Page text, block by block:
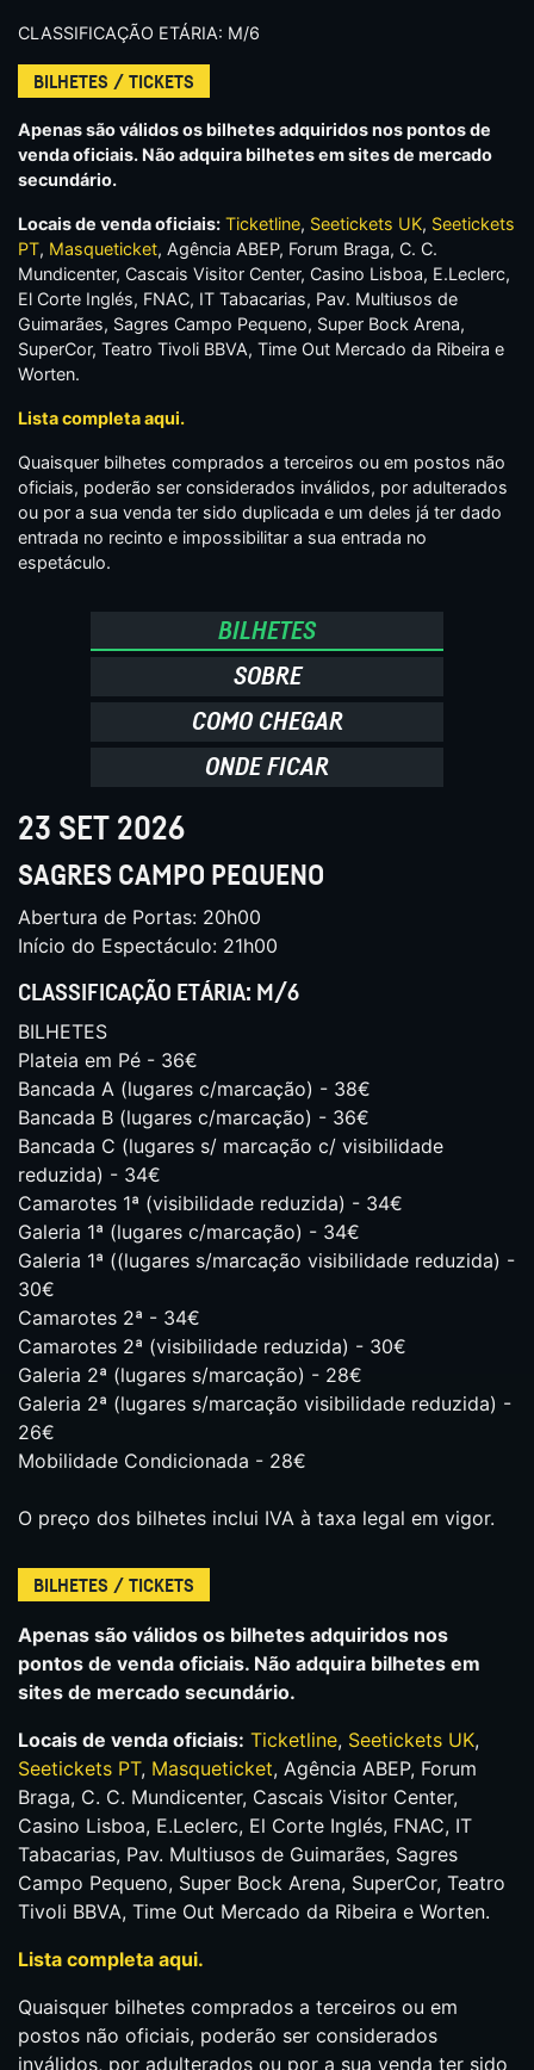
CLASSIFICAÇÃO ETÁRIA: M/6
BILHETES / TICKETS
Apenas são válidos os bilhetes adquiridos nos pontos de
venda oficiais. Não adquira bilhetes em sites de mercado
secundário.
Locais de venda oficiais: Ticketline, Seetickets UK, Seetickets
PT, Masqueticket, Agência ABEP, Forum Braga, C. C.
Mundicenter, Cascais Visitor Center, Casino Lisboa, E.Leclerc,
El Corte Inglés, FNAC, IT Tabacarias, Pav. Multiusos de
Guimarães, Sagres Campo Pequeno, Super Bock Arena,
SuperCor, Teatro Tivoli BBVA, Time Out Mercado da Ribeira e
Worten.
Lista completa aqui.
Quaisquer bilhetes comprados a terceiros ou em postos não
oficiais, poderão ser considerados inválidos, por adulterados
ou por a sua venda ter sido duplicada e um deles já ter dado
entrada no recinto e impossibilitar a sua entrada no
espetáculo.
BILHETES
SOBRE
COMO CHEGAR
ONDE FICAR
23 SET 2026
SAGRES CAMPO PEQUENO
Abertura de Portas: 20h00
Início do Espectáculo: 21h00
CLASSIFICAÇÃO ETÁRIA: M/6
BILHETES
Plateia em Pé - 36€
Bancada A (lugares c/marcação) - 38€
Bancada B (lugares c/marcação) - 36€
Bancada C (lugares s/ marcação c/ visibilidade
reduzida) - 34€
Camarotes 1ª (visibilidade reduzida) - 34€
Galeria 1ª (lugares c/marcação) - 34€
Galeria 1ª ((lugares s/marcação visibilidade reduzida) -
30€
Camarotes 2ª - 34€
Camarotes 2ª (visibilidade reduzida) - 30€
Galeria 2ª (lugares s/marcação) - 28€
Galeria 2ª (lugares s/marcação visibilidade reduzida) -
26€
Mobilidade Condicionada - 28€
O preço dos bilhetes inclui IVA à taxa legal em vigor.​
BILHETES / TICKETS
Apenas são válidos os bilhetes adquiridos nos
pontos de venda oficiais. Não adquira bilhetes em
sites de mercado secundário.
Locais de venda oficiais: Ticketline, Seetickets UK,
Seetickets PT, Masqueticket, Agência ABEP, Forum
Braga, C. C. Mundicenter, Cascais Visitor Center,
Casino Lisboa, E.Leclerc, El Corte Inglés, FNAC, IT
Tabacarias, Pav. Multiusos de Guimarães, Sagres
Campo Pequeno, Super Bock Arena, SuperCor, Teatro
Tivoli BBVA, Time Out Mercado da Ribeira e Worten.
Lista completa aqui.
Quaisquer bilhetes comprados a terceiros ou em
postos não oficiais, poderão ser considerados
inválidos, por adulterados ou por a sua venda ter sido